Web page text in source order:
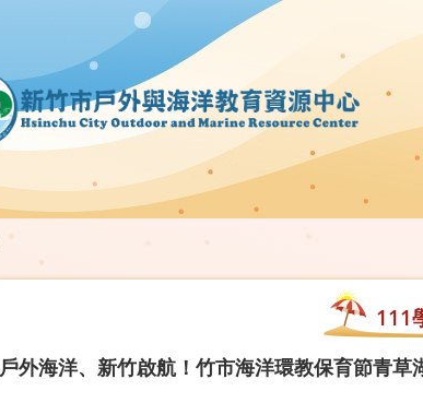
111
戶外海洋、新竹啟航！竹市海洋環教保育節青草